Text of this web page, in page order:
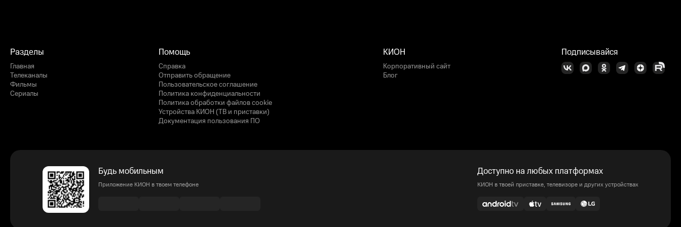
Разделы
Главная
Телеканалы
Фильмы
Сериалы
Помощь
Справка
Отправить обращение
Пользовательское соглашение
Политика конфиденциальности
Политика обработки файлов cookie
Устройства КИОН (ТВ и приставки)
Документация пользования ПО
КИОН
Корпоративный сайт
Блог
Подписывайся
Будь мобильным
Приложение КИОН в твоем телефоне
Доступно на любых платформах
КИОН в твоей приставке, телевизоре и других устройствах